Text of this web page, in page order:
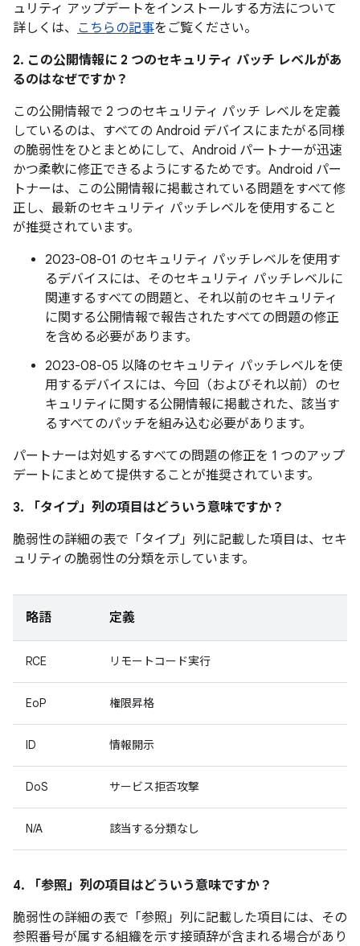
ュリティ アップデートをインストールする方法について
詳しくは、 こちらの記事をご覧ください。
2. この公開情報に 2 つのセキュリティ パッチ レベルがあ
るのはなぜですか？
この公開情報で 2 つのセキュリティ パッチ レベルを定義
しているのは、すべての Android デバイスにまたがる同様
の脆弱性をひとまとめにして、Android パートナーが迅速
かつ柔軟に修正できるようにするためです。Android パー
トナーは、この公開情報に掲載されている問題をすべて修
正し、最新のセキュリティ パッチレベルを使用すること
が推奨されています。
2023-08-01 のセキュリティ パッチレベルを使用す
るデバイスには、そのセキュリティ パッチレベルに
関連するすべての問題と、それ以前のセキュリティ
に関する公開情報で報告されたすべての問題の修正
を含める必要があります。
2023-08-05 以降のセキュリティ パッチレベルを使
用するデバイスには、今回（およびそれ以前）のセ
キュリティに関する公開情報に掲載された、該当す
るすべてのパッチを組み込む必要があります。
パートナーは対処するすべての問題の修正を 1 つのアップ
デートにまとめて提供することが推奨されています。
3. 「タイプ」 列の項目はどういう意味ですか？
脆弱性の詳細の表で「タイプ」 列に記載した項目は、セキ
ュリティの脆弱性の分類を示しています。
略語 定義
RCE リモートコード実行
EoP 権限昇格
ID 情報開示
DoS サービス拒否攻撃
N/A 該当する分類なし
4. 「参照」 列の項目はどういう意味ですか？
脆弱性の詳細の表で「参照」 列に記載した項目には、その
参照番号が属する組織を示す接頭辞が含まれる場合があり